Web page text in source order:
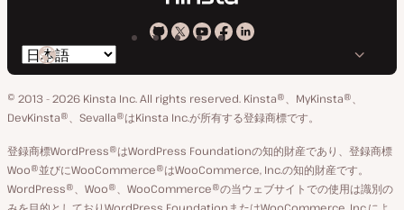
Kinsta
GitHub
Kinsta
X
ア
カ
ウ
ン
Kinsta
YouTube
Kinsta
Facebook
Kinsta
LinkedIn
ペ
ー
ジ
言
語
の
り
替
え
© 2013 - 2026 Kinsta Inc. All rights reserved. Kinsta®、MyKinsta®、
DevKinsta®、Sevalla®はKinsta Inc.が所有する登録商標です。
登録商標WordPress®はWordPress Foundationの知的財産であり、登録商標
Woo®並びにWooCommerce®はWooCommerce, Inc.の知的財産です。
WordPress®、Woo®、WooCommerce®の当ウェブサイトでの使用は識別の